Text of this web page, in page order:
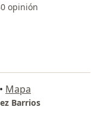
opinión
• Mapa
Barrios